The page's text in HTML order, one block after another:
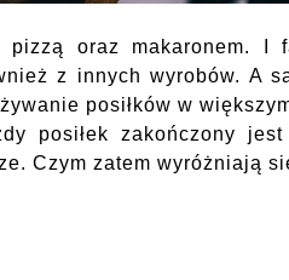
pizzą oraz makaronem. I
z innych wyrobów. A
posiłków w
posiłek zakończony
Czym zatem wyróżniają